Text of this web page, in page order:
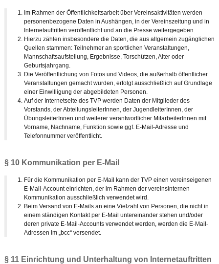
Im Rahmen der Öffentlichkeitsarbeit über Vereinsaktivitäten werden
personenbezogene Daten in Aushängen, in der Vereinszeitung und in
Internetauftritten veröffentlicht und an die Presse weitergegeben.
Hierzu zählen insbesondere die Daten, die aus allgemein zugänglichen
Quellen stammen: Teilnehmer an sportlichen Veranstaltungen,
Mannschaftsaufstellung, Ergebnisse, Torschützen, Alter oder
Geburtsjahrgang.
Die Veröffentlichung von Fotos und Videos, die außerhalb öffentlicher
Veranstaltungen gemacht wurden, erfolgt ausschließlich auf Grundlage
einer Einwilligung der abgebildeten Personen.
Auf der Internetseite des TVP werden Daten der Mitglieder des
Vorstands, der AbteilungsleiterInnen, der JugendleiterInnen, der
ÜbungsleiterInnen und weiterer verantwortlicher MitarbeiterInnen mit
Vorname, Nachname, Funktion sowie ggf. E-Mail-Adresse und
Telefonnummer veröffentlicht.
§ 10 Kommunikation per E-Mail
Für die Kommunikation per E-Mail kann der TVP einen vereinseigenen
E-Mail-Account einrichten, der im Rahmen der vereinsinternen
Kommunikation ausschließlich verwendet wird.
Beim Versand von E-Mails an eine Vielzahl von Personen, die nicht in
einem ständigen Kontakt per E-Mail untereinander stehen und/oder
deren private E-Mail-Accounts verwendet werden, werden die E-Mail-
Adressen im „bcc“ versendet.
§ 11 Einrichtung und Unterhaltung von Internetauftritten